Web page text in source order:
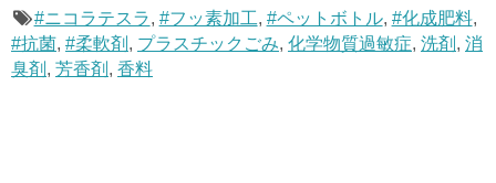
#ニコラテスラ, #フッ素加工, #ペットボトル, #化成肥料,
#抗菌, #柔軟剤 , プラスチックごみ, 化学物質過敏症, 洗剤 , 消
臭剤 , 芳香剤 , 香料